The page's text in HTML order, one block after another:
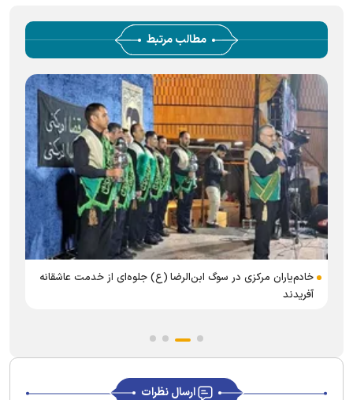
مطالب مرتبط
خادم‌یاران مرکزی در سوگ ابن‌الرضا (ع) جلوه‌ای از خدمت عاشقانه
آفریدند
ارسال نظرات